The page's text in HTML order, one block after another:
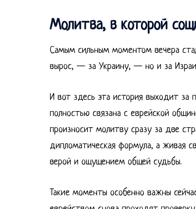
Молитва, в которой
Самым сильным моментом вечера
вырос, — за Украину, — но и за
И вот здесь эта история выходит
полностью связана с еврейской
произносит молитву сразу за две
дипломатическая формула, а живая
верой и ощущением общей судьбы.
Такие моменты особенно важны